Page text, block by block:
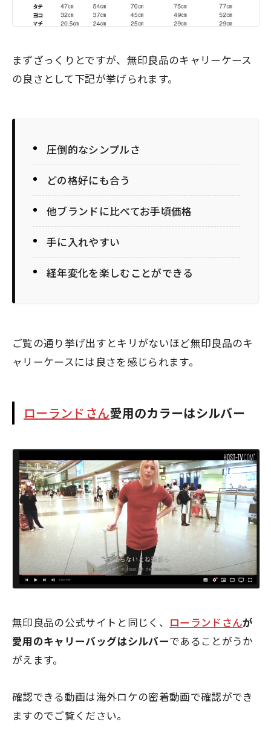
まずざっくりとですが、無印良品のキャリーケース
の良さとして下記が挙げられます。
圧倒的なシンプルさ
どの格好にも合う
他ブランドに比べてお手頃価格
手に入れやすい
経年変化を楽しむことができる
ご覧の通り挙げ出すとキリがないほど無印良品のキ
ャリーケースには良さを感じられます。
ローランドさん愛用のカラーはシルバー
無印良品の公式サイトと同じく、 ローランドさんが
愛用のキャリーバッグはシルバーであることがうか
がえます。
確認できる動画は海外ロケの密着動画で確認ができ
ますのでご覧ください。